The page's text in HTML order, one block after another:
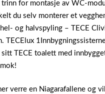
for montasje av WC-
du selv monterer et
og halvspyling – TECE
TECElux
sitt TECE toalett med
verre en Niagarafallene og